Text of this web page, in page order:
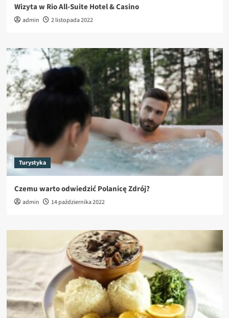
Wizyta w Rio All-Suite Hotel & Casino
admin 2 listopada 2022
Turystyka
Czemu warto odwiedzić Polanicę Zdrój?
admin 14 października 2022